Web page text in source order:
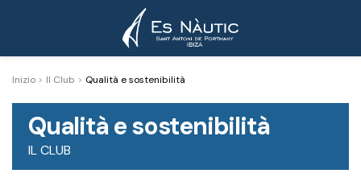
Inizio > Il Club > Qualità e sostenibilità
Qualità e sostenibilità
IL CLUB